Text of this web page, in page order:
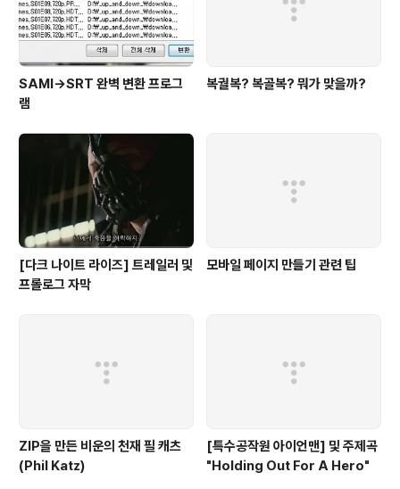
SAMI→SRT 완벽 변환 프로그
램
복궐복? 복골복? 뭐가 맞을까?
[다크 나이트 라이즈] 트레일러 및
프롤로그 자막
모바일 페이지 만들기 관련 팁
ZIP을 만든 비운의 천재 필 캐츠
(Phil Katz)
[특수공작원 아이언맨] 및 주제곡
"Holding Out For A Hero"